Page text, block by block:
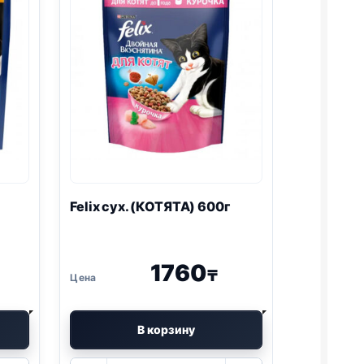
Felixсух. (КОТЯТА) 600г
1760₸
В корзину